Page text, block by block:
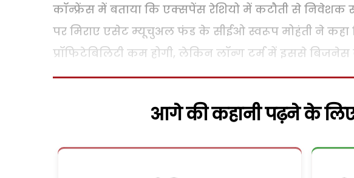
कॉन्फ्रेंस में बताया कि एक्सपेंस रेशियो में कटौती से निवेशक
पर मिराए एसेट म्यूचुअल फंड के सीईओ स्वरूप मोहंती ने कहा
प्रॉफिटेबिलिटी कम होगी, लेकिन लॉन्ग टर्म में इससे बिजनेस
आगे की कहानी पढ़ने के